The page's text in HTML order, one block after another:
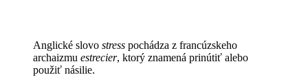
Anglické slovo stress pochádza z francúzskeho
archaizmu estrecier, ktorý znamená prinútiť alebo
použiť násilie.